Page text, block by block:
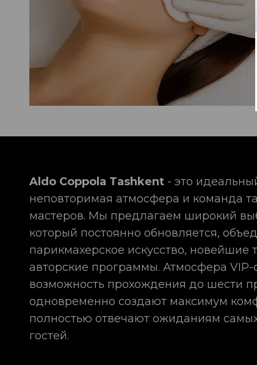
Aldo Coppola Tashkent - это
неповторимая атмосфера и команда
мастеров. Мы предлагаем широкий
который постоянно обновляется,
парикмахерское искусство, новейшие
авторские программы. Атмосфера VIP-
возможность прохождения до шести
одновременно создают максимум
полностью отвечают ожиданиям
гостей.